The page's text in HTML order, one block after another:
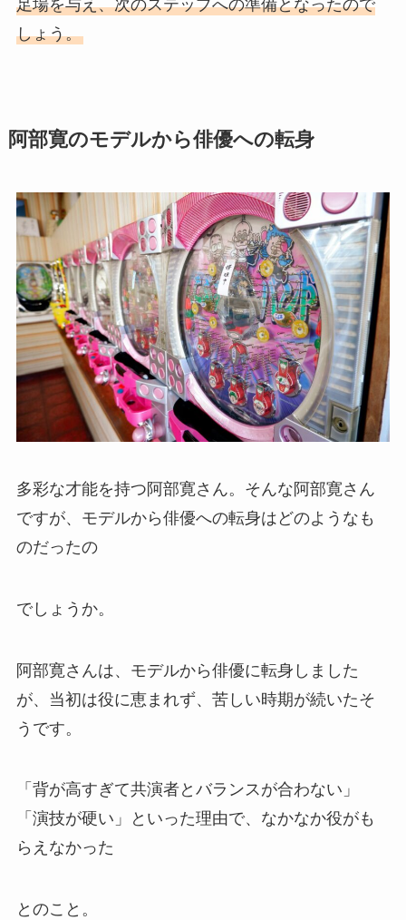
足場を与え、次のステップへの準備となったので
しょう。
阿部寛のモデルから俳優への転身
多彩な才能を持つ阿部寛さん。そんな阿部寛さん
ですが、モデルから俳優への転身はどのようなも
のだったの
でしょうか。
阿部寛さんは、モデルから俳優に転身しました
が、当初は役に恵まれず、苦しい時期が続いたそ
うです。
「背が高すぎて共演者とバランスが合わない」
「演技が硬い」といった理由で、なかなか役がも
らえなかった
とのこと。